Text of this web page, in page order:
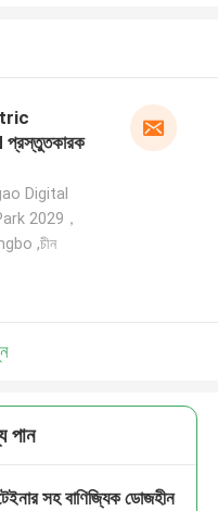
Digital
2029，
,চীন
পান
সহ বাণিজ্যিক ডোজহীন